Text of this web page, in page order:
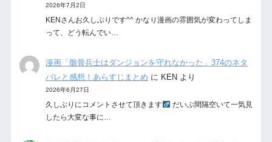
2026年7月2日
KENさんお久しぶりです^^ かなり漫画の雰囲気が変わってしま
って、どう転んでい…
漫画「骸骨兵士はダンジョンを守れなかった」374のネタ
バレと感想！あらすじまとめ に KEN より
2026年6月27日
久しぶりにコメントさせて頂きます‍
だいぶ間隔空いて一気見
したら大変な事に…